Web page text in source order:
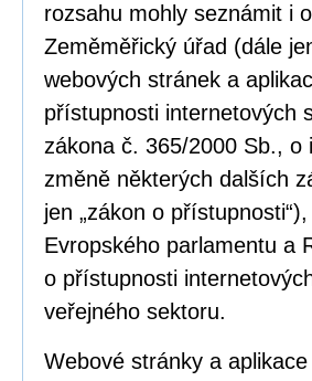
rozsahu mohly seznámit i
Zeměměřický úřad (dále
webových stránek a
přístupnosti internetových
zákona č. 365/2000 Sb.,
změně některých dalších
jen „zákon o
Evropského parlamentu a
o přístupnosti
veřejného sektoru.
Webové stránky a